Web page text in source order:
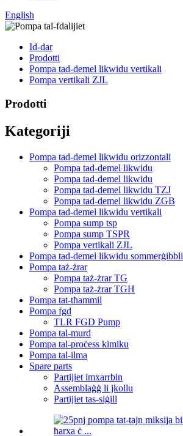
English
Id-dar
Prodotti
Pompa tad-demel likwidu vertikali
Pompa vertikali ZJL
Prodotti
Kategoriji
Pompa tad-demel likwidu orizzontali
Pompa tad-demel likwidu
Pompa tad-demel likwidu
Pompa tad-demel likwidu TZJ
Pompa tad-demel likwidu ZGB
Pompa tad-demel likwidu vertikali
Pompa sump tsp
Pompa sump TSPR
Pompa vertikali ZJL
Pompa tad-demel likwidu sommerġibbli
Pompa taż-żrar
Pompa taż-żrar TG
Pompa taż-żrar TGH
Pompa tat-tħammil
Pompa fgd
TLR FGD Pump
Pompa tal-murd
Pompa tal-proċess kimiku
Pompa tal-ilma
Spare parts
Partijiet imxarrbin
Assemblaġġ li jkollu
Partijiet tas-siġill